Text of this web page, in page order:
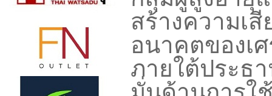
สร้างความเ
อนาคตของเ
ภายใต้ประธ